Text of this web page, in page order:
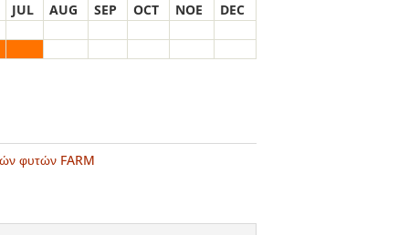
JUL AUG SEP OCT NOE DEC
φυτών FARM